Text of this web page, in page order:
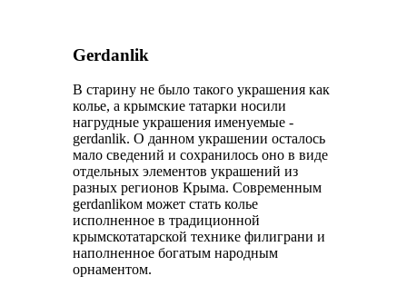
Gerdanlik
В старину не было такого украшения как
колье, а крымские татарки носили
нагрудные украшения именуемые -
gerdanlik. О данном украшении осталось
мало сведений и сохранилось оно в виде
отдельных элементов украшений из
разных регионов Крыма. Современным
gerdanlikом может стать колье
исполненное в традиционной
крымскотатарской технике филиграни и
наполненное богатым народным
орнаментом.